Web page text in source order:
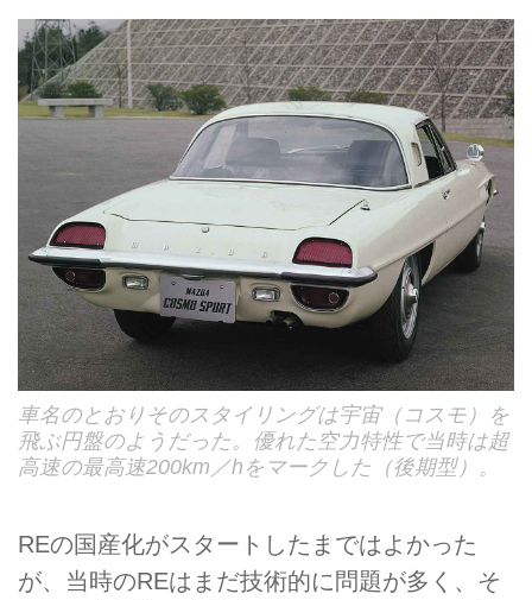
車名のとおりそのスタイリングは宇宙（コスモ）を
飛ぶ円盤のようだった。優れた空力特性で当時は超
高速の最高速200km／hをマークした（後期型）。
REの国産化がスタートしたまではよかった
が、当時のREはまだ技術的に問題が多く、そ